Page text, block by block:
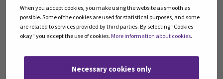
When you accept cookies, you make using the website as smooth as
possible. Some of the cookies are used for statistical purposes, and some
are related to services provided by third parties. By selecting "Cookies
okay" you accept the use of cookies. More information about cookies.
Necessary cookies only
Henkilötiedot on poistettava unionin oikeuteen tai
jäsenvaltion lainsäädäntöön perustuvan
rekisterinpitäjään sovellettavan lakisääteisen
Oikeus käsittelyn rajoittamiseen